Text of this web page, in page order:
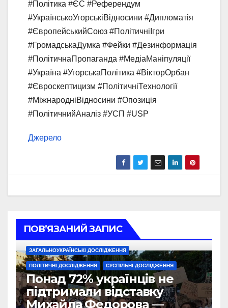
#Політика #ЄС #Референдум
#УкраїнськоУгорськіВідносини #Дипломатія
#ЄвропейськийСоюз #ПолітичніІгри
#ГромадськаДумка #Фейки #Дезинформація
#ПолітичнаПропаганда #МедіаМаніпуляції
#Україна #УгорськаПолітика #ВікторОрбан
#Євроскептицизм #ПолітичніТехнології
#МіжнародніВідносини #Опозиція
#ПолітичнийАналіз #УСП #USP
Джерело
ПОВ’ЯЗАНИЙ ЗАПИС
ЗАГАЛЬНОУКРАЇНСЬКІ ДОСЛІДЖЕННЯ
ПОЛІТИЧНІ ДОСЛІДЖЕННЯ СУСПІЛЬНІ ДОСЛІДЖЕННЯ
Понад 72% українців не
підтримали відставку
Михайла Федорова —